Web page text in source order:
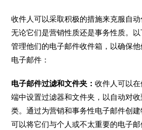
收件人可以采取积极的措施来克服自动
无论它们是营销性质还是事务性质。
管理他们的电子邮件收件箱，以确保
电子邮件：
电子邮件过滤和文件夹：收件人可以
端中设置过滤器和文件夹，以自动对
类。通过为营销和事务性电子邮件创
可以将它们与个人或不太重要的电子